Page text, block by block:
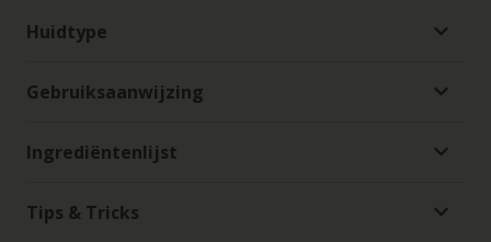
Huidtype
Gebruiksaanwijzing
Ingrediëntenlijst
Tips & Tricks